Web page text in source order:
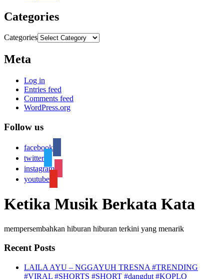
Categories
Categories
Meta
Log in
Entries feed
Comments feed
WordPress.org
Follow us
facebook
twitter
instagram
youtube
Ketika Musik Berkata Kata
mempersembahkan hiburan hiburan terkini yang menarik
Recent Posts
LAILA AYU – NGGAYUH TRESNA #TRENDING
#VIRAL #SHORTS #SHORT #dangdut #KOPLO